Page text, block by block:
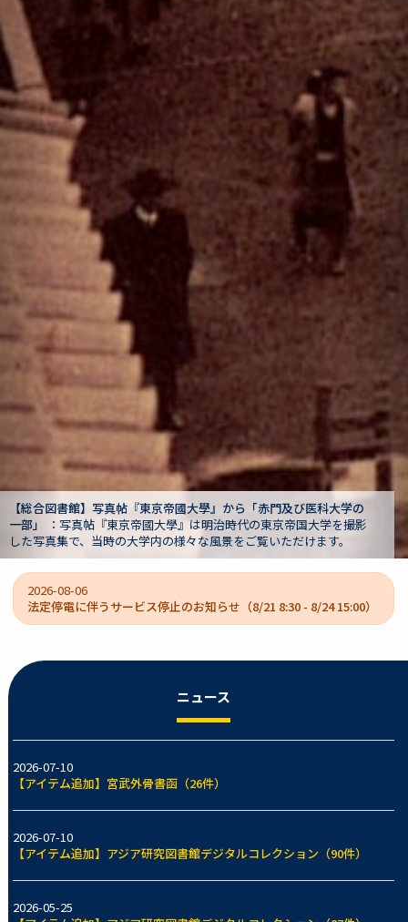
医科大学の
大学を撮影
けます。
【駒場図書館】狩野亨吉文書から「卒業式式辞（一）
文書は、旧制第一高等学校（一高）校長や京都帝国
大学長などを歴任した狩野亨吉（1865-1942）の遺蔵
2026-08-06
法定停電に伴うサービス停止のお知らせ（8/21 8:30 - 8/24 15:00）
ニュース
2026-07-10
【アイテム追加】宮武外骨書函（26件）
2026-07-10
【アイテム追加】アジア研究図書館デジタルコレクション（90件）
2026-05-25